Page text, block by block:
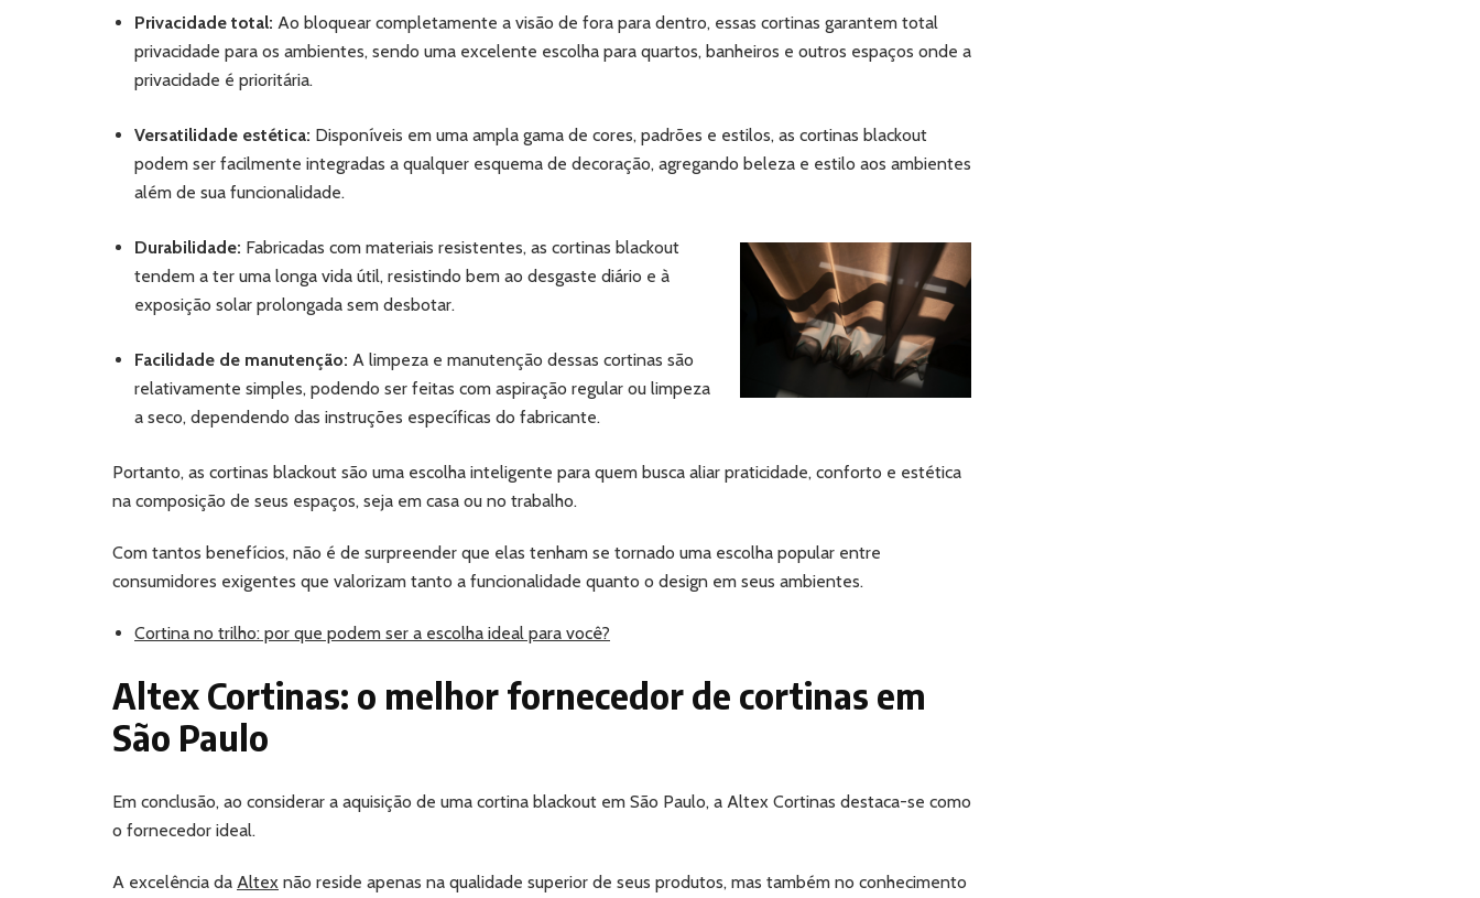
Privacidade total: Ao bloquear completamente a visão de fora para dentro, essas cortinas garantem total
privacidade para os ambientes, sendo uma excelente escolha para quartos, banheiros e outros espaços onde a
privacidade é prioritária.
Versatilidade estética: Disponíveis em uma ampla gama de cores, padrões e estilos, as cortinas blackout
podem ser facilmente integradas a qualquer esquema de decoração, agregando beleza e estilo aos ambientes
além de sua funcionalidade.
Durabilidade: Fabricadas com materiais resistentes, as cortinas blackout
tendem a ter uma longa vida útil, resistindo bem ao desgaste diário e à
exposição solar prolongada sem desbotar.
Facilidade de manutenção: A limpeza e manutenção dessas cortinas são
relativamente simples, podendo ser feitas com aspiração regular ou limpeza
a seco, dependendo das instruções específicas do fabricante.
Portanto, as cortinas blackout são uma escolha inteligente para quem busca aliar praticidade, conforto e estética
na composição de seus espaços, seja em casa ou no trabalho.
Com tantos benefícios, não é de surpreender que elas tenham se tornado uma escolha popular entre
consumidores exigentes que valorizam tanto a funcionalidade quanto o design em seus ambientes.
Cortina no trilho: por que podem ser a escolha ideal para você?
Altex Cortinas: o melhor fornecedor de cortinas em
São Paulo
Em conclusão, ao considerar a aquisição de uma cortina blackout em São Paulo, a Altex Cortinas destaca-se como
o fornecedor ideal.
A excelência da Altex não reside apenas na qualidade superior de seus produtos, mas também no conhecimento